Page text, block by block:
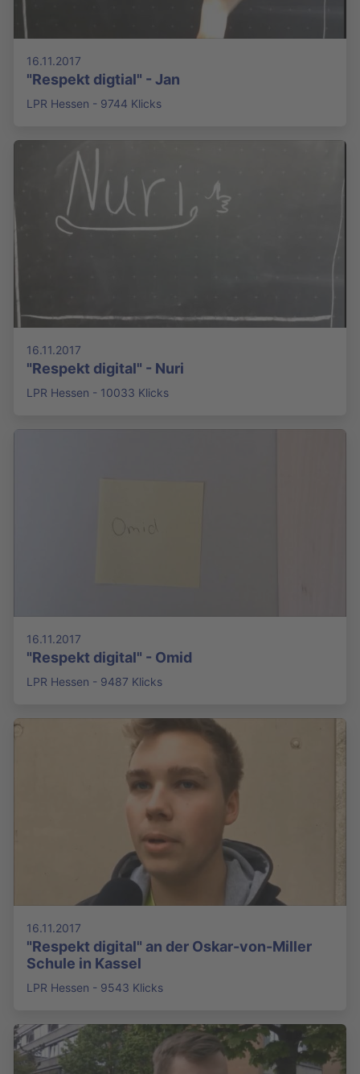
16.11.2017
"Respekt digtial" - Jan
LPR Hessen - 9744 Klicks
16.11.2017
"Respekt digital" - Nuri
LPR Hessen - 10033 Klicks
16.11.2017
"Respekt digital" - Omid
LPR Hessen - 9487 Klicks
16.11.2017
"Respekt digital" an der Oskar-von-Miller
Schule in Kassel
LPR Hessen - 9543 Klicks